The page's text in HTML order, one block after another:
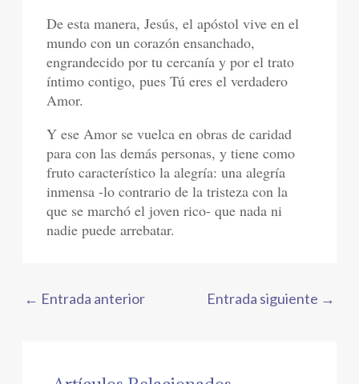
De esta manera, Jesús, el apóstol vive en el
mundo con un corazón ensanchado,
engrandecido por tu cercanía y por el trato
íntimo contigo, pues Tú eres el verdadero
Amor.
Y ese Amor se vuelca en obras de caridad
para con las demás personas, y tiene como
fruto característico la alegría: una alegría
inmensa -lo contrario de la tristeza con la
que se marchó el joven rico- que nada ni
nadie puede arrebatar.
← Entrada anterior Entrada siguiente →